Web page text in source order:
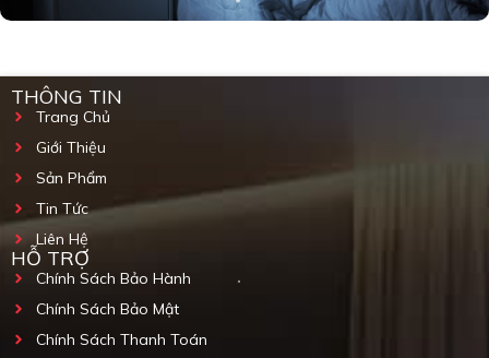
THÔNG TIN
Trang Chủ
Giới Thiệu
Sản Phẩm
Tin Tức
Liên Hệ
HỖ TRỢ
Chính Sách Bảo Hành
Chính Sách Bảo Mật
Chính Sách Thanh Toán